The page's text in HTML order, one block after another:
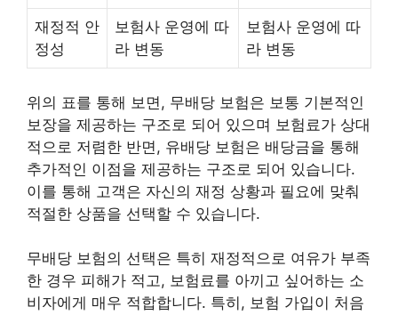
재정적 안
정성
보험사 운영에 따
라 변동
보험사 운영에 따
라 변동
위의 표를 통해 보면, 무배당 보험은 보통 기본적인
보장을 제공하는 구조로 되어 있으며 보험료가 상대
적으로 저렴한 반면, 유배당 보험은 배당금을 통해
추가적인 이점을 제공하는 구조로 되어 있습니다.
이를 통해 고객은 자신의 재정 상황과 필요에 맞춰
적절한 상품을 선택할 수 있습니다.
무배당 보험의 선택은 특히 재정적으로 여유가 부족
한 경우 피해가 적고, 보험료를 아끼고 싶어하는 소
비자에게 매우 적합합니다. 특히, 보험 가입이 처음